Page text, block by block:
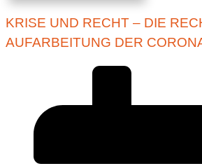
KRISE UND RECHT – DIE
AUFARBEITUNG DER